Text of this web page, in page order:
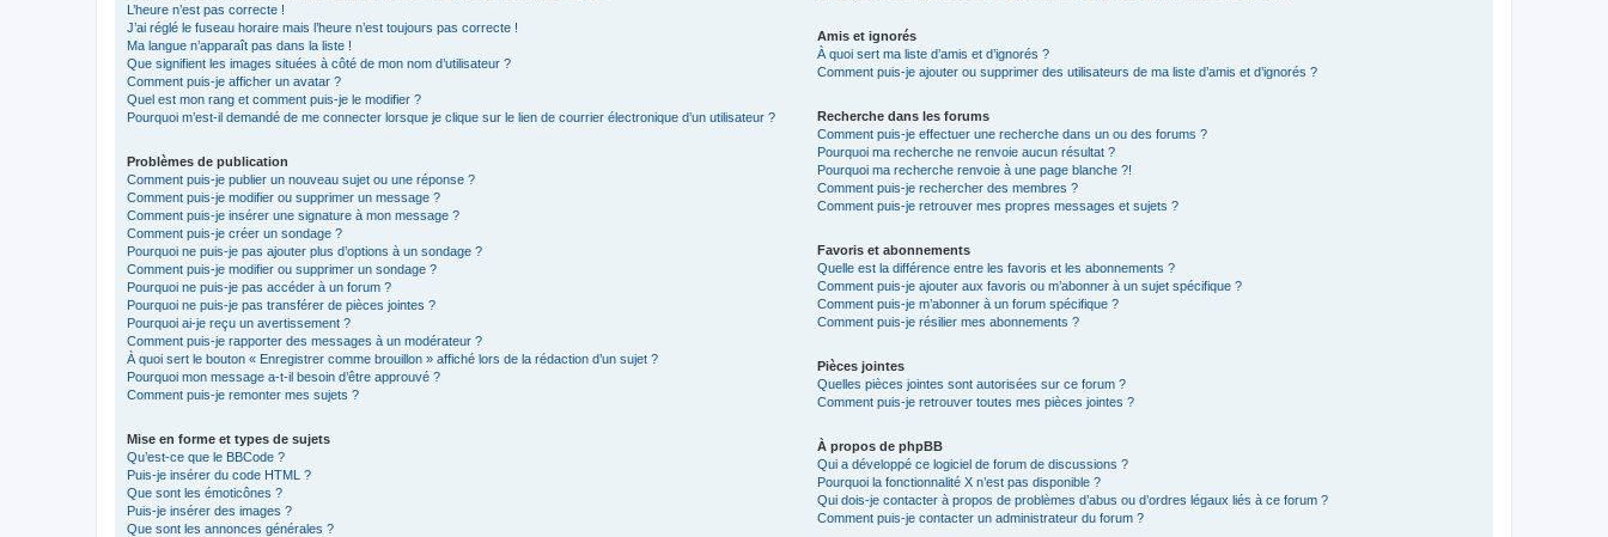
L’heure n’est pas correcte !
J’ai réglé le fuseau horaire mais l’heure n’est toujours pas correcte !
Ma langue n’apparaît pas dans la liste !
Que signifient les images situées à côté de mon nom d’utilisateur ?
Comment puis-je afficher un avatar ?
Quel est mon rang et comment puis-je le modifier ?
Pourquoi m’est-il demandé de me connecter lorsque je clique sur le lien de courrier électronique d’un utilisateur ?
Problèmes de publication
Comment puis-je publier un nouveau sujet ou une réponse ?
Comment puis-je modifier ou supprimer un message ?
Comment puis-je insérer une signature à mon message ?
Comment puis-je créer un sondage ?
Pourquoi ne puis-je pas ajouter plus d’options à un sondage ?
Comment puis-je modifier ou supprimer un sondage ?
Pourquoi ne puis-je pas accéder à un forum ?
Pourquoi ne puis-je pas transférer de pièces jointes ?
Pourquoi ai-je reçu un avertissement ?
Comment puis-je rapporter des messages à un modérateur ?
À quoi sert le bouton « Enregistrer comme brouillon » affiché lors de la rédaction d’un sujet ?
Pourquoi mon message a-t-il besoin d’être approuvé ?
Comment puis-je remonter mes sujets ?
Mise en forme et types de sujets
Qu’est-ce que le BBCode ?
Puis-je insérer du code HTML ?
Que sont les émoticônes ?
Puis-je insérer des images ?
Que sont les annonces générales ?
Amis et ignorés
À quoi sert ma liste d’amis et d’ignorés ?
Comment puis-je ajouter ou supprimer des utilisateurs de ma liste d’amis et d’ignorés ?
Recherche dans les forums
Comment puis-je effectuer une recherche dans un ou des forums ?
Pourquoi ma recherche ne renvoie aucun résultat ?
Pourquoi ma recherche renvoie à une page blanche ?!
Comment puis-je rechercher des membres ?
Comment puis-je retrouver mes propres messages et sujets ?
Favoris et abonnements
Quelle est la différence entre les favoris et les abonnements ?
Comment puis-je ajouter aux favoris ou m’abonner à un sujet spécifique ?
Comment puis-je m’abonner à un forum spécifique ?
Comment puis-je résilier mes abonnements ?
Pièces jointes
Quelles pièces jointes sont autorisées sur ce forum ?
Comment puis-je retrouver toutes mes pièces jointes ?
À propos de phpBB
Qui a développé ce logiciel de forum de discussions ?
Pourquoi la fonctionnalité X n’est pas disponible ?
Qui dois-je contacter à propos de problèmes d’abus ou d’ordres légaux liés à ce forum ?
Comment puis-je contacter un administrateur du forum ?